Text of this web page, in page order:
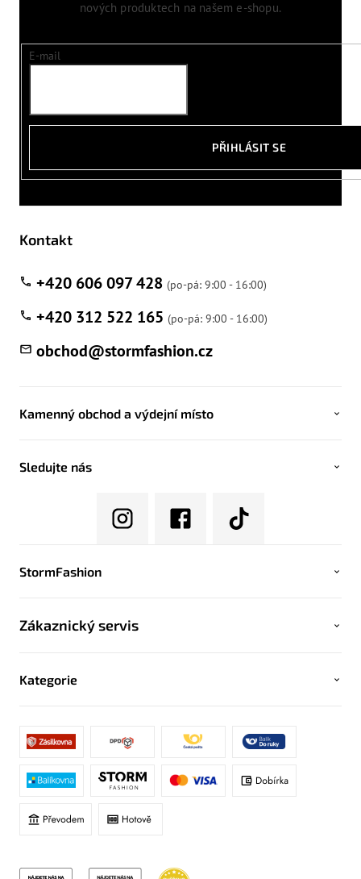
nových produktech na našem e-shopu.
E-mail
PŘIHLÁSIT SE
Kontakt
obchod@stormfashion.cz
+420 606 097 428
+420 312 522 165
Kamenný obchod a výdejní místo
Sledujte nás
StormFashion
Zákaznický servis
Kategorie